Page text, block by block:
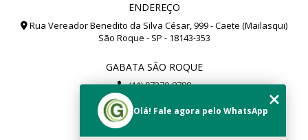
ENDEREÇO
Rua Vereador Benedito da Silva César, 999 - Caete (Mailasqui)
São Roque - SP - 18143-353
GABATA SÃO ROQUE
(11) 97279-8788
(11) 99112-8504
gabata@gabata.com.br
Olá! Fale agora pelo WhatsApp